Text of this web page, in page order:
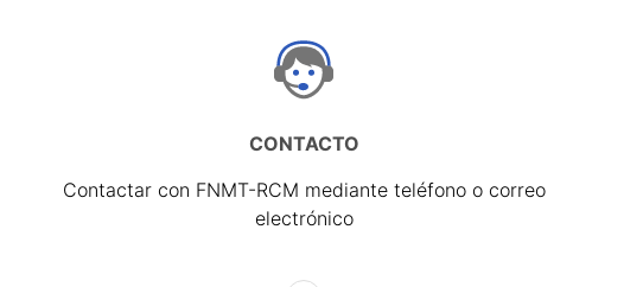
CONTACTO
Contactar con FNMT-RCM mediante teléfono o correo
electrónico